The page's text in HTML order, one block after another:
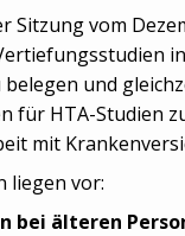
Sitzung vom
und
für HTA-Studien
mit
liegen vor:
bei älteren